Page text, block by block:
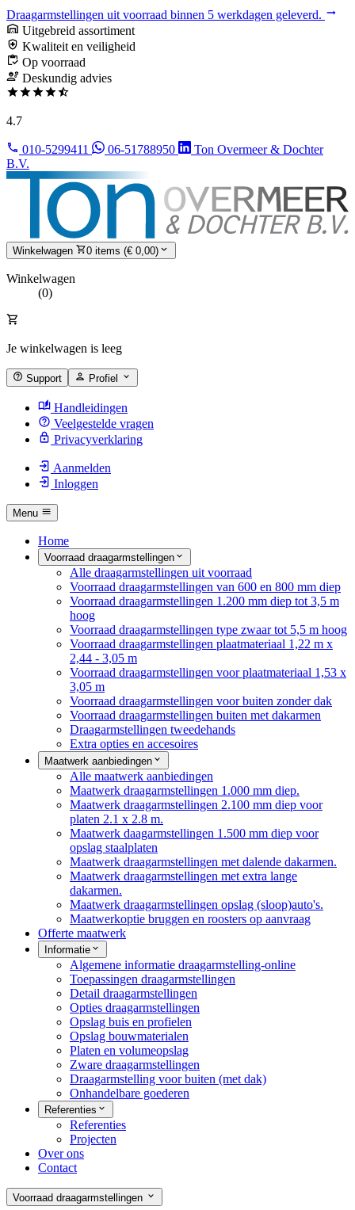
Draagarmstellingen uit voorraad binnen 5 werkdagen geleverd.
Uitgebreid assortiment
Kwaliteit en veiligheid
Op voorraad
Deskundig advies
4.7
010-5299411 06-51788950
Ton Overmeer & Dochter
B.V.
Winkelwagen 0 items (€ 0,00)
Winkelwagen
(0)
Je winkelwagen is leeg
Support Profiel
Handleidingen
Veelgestelde vragen
Privacyverklaring
Aanmelden
Inloggen
Menu
Home
Voorraad draagarmstellingen
Alle draagarmstellingen uit voorraad
Voorraad draagarmstellingen van 600 en 800 mm diep
Voorraad draagarmstellingen 1.200 mm diep tot 3,5 m
hoog
Voorraad draagarmstellingen type zwaar tot 5,5 m hoog
Voorraad draagarmstellingen plaatmateriaal 1,22 m x
2,44 - 3,05 m
Voorraad draagarmstellingen voor plaatmateriaal 1,53 x
3,05 m
Voorraad draagarmstellingen voor buiten zonder dak
Voorraad draagarmstellingen buiten met dakarmen
Draagarmstellingen tweedehands
Extra opties en accesoires
Maatwerk aanbiedingen
Alle maatwerk aanbiedingen
Maatwerk draagarmstellingen 1.000 mm diep.
Maatwerk draagarmstellingen 2.100 mm diep voor
platen 2.1 x 2.8 m.
Maatwerk daagarmstellingen 1.500 mm diep voor
opslag staalplaten
Maatwerk draagarmstellingen met dalende dakarmen.
Maatwerk draagarmstellingen met extra lange
dakarmen.
Maatwerk draagarmstellingen opslag (sloop)auto's.
Maatwerkoptie bruggen en roosters op aanvraag
Offerte maatwerk
Informatie
Algemene informatie draagarmstelling-online
Toepassingen draagarmstellingen
Detail draagarmstellingen
Opties draagarmstellingen
Opslag buis en profielen
Opslag bouwmaterialen
Platen en volumeopslag
Zware draagarmstellingen
Draagarmstelling voor buiten (met dak)
Onhandelbare goederen
Referenties
Referenties
Projecten
Over ons
Contact
Voorraad draagarmstellingen